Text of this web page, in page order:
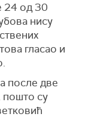
24 од 30
нису
гласао и
после две
пошто су